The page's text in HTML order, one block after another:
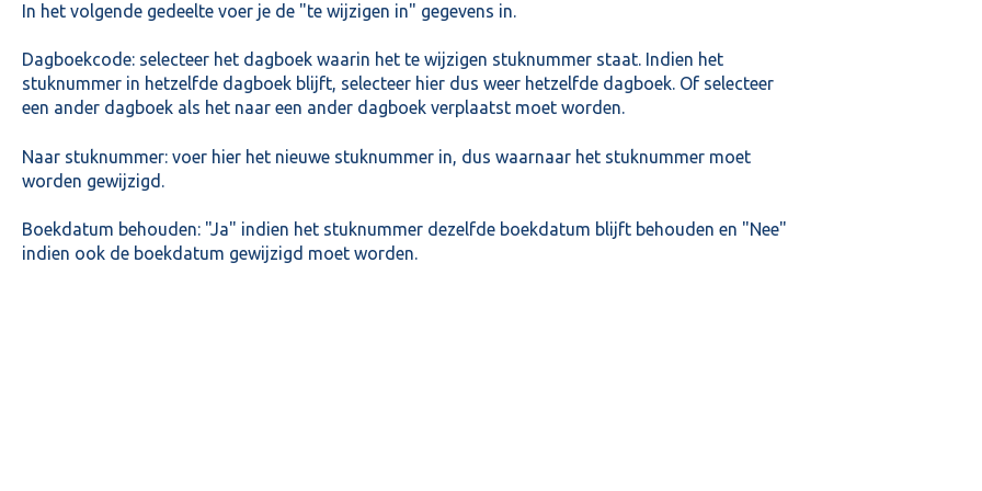
In het volgende gedeelte voer je de "te wijzigen in" gegevens in.
Dagboekcode: selecteer het dagboek waarin het te wijzigen stuknummer staat. Indien het
stuknummer in hetzelfde dagboek blijft, selecteer hier dus weer hetzelfde dagboek. Of selecteer
een ander dagboek als het naar een ander dagboek verplaatst moet worden.
Naar stuknummer: voer hier het nieuwe stuknummer in, dus waarnaar het stuknummer moet
worden gewijzigd.
Boekdatum behouden: "Ja" indien het stuknummer dezelfde boekdatum blijft behouden en "Nee"
indien ook de boekdatum gewijzigd moet worden.